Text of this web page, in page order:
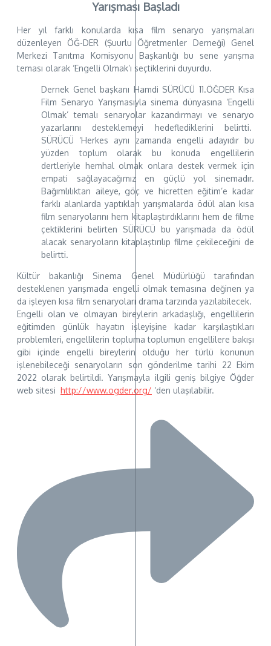
Yarışması Başladı
Her yıl farklı konularda kısa film senaryo yarışmaları
düzenleyen ÖĞ-DER (Şuurlu Öğretmenler Derneği) Genel
Merkezi Tanıtma Komisyonu Başkanlığı bu sene yarışma
teması olarak ‘Engelli Olmak’ı seçtiklerini duyurdu.
Dernek Genel başkanı Hamdi SÜRÜCÜ 11.ÖĞDER Kısa
Film Senaryo Yarışmasıyla sinema dünyasına ‘Engelli
Olmak’ temalı senaryolar kazandırmayı ve senaryo
yazarlarını desteklemeyi hedeflediklerini belirtti.
SÜRÜCÜ ‘Herkes aynı zamanda engelli adayıdır bu
yüzden toplum olarak bu konuda engellilerin
dertleriyle hemhal olmak onlara destek vermek için
empati sağlayacağımız en güçlü yol sinemadır.
Bağımlılıktan aileye, göç ve hicretten eğitim’e kadar
farklı alanlarda yaptıkları yarışmalarda ödül alan kısa
film senaryolarını hem kitaplaştırdıklarını hem de filme
çektiklerini belirten SÜRÜCÜ bu yarışmada da ödül
alacak senaryoların kitaplaştırılıp filme çekileceğini de
belirtti.
Kültür bakanlığı Sinema Genel Müdürlüğü tarafından
desteklenen yarışmada engelli olmak temasına değinen ya
da işleyen kısa film senaryoları drama tarzında yazılabilecek.
Engelli olan ve olmayan bireylerin arkadaşlığı, engellilerin
eğitimden günlük hayatın işleyişine kadar karşılaştıkları
problemleri, engellilerin topluma toplumun engellilere bakışı
gibi içinde engelli bireylerin olduğu her türlü konunun
işlenebileceği senaryoların son gönderilme tarihi 22 Ekim
2022 olarak belirtildi. Yarışmayla ilgili geniş bilgiye Öğder
web sitesi
http://www.ogder.org/ ‘den ulaşılabilir.